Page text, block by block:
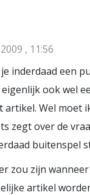
, 11:56
inderdaad een
ook wel
artikel. Wel moet
zegt over de
buitenspel
zou zijn wanneer
artikel